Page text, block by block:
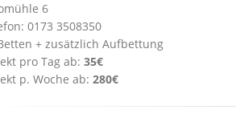
6
0173 3508350
+ zusätzlich Aufbettung
pro Tag ab: 35€
p. Woche ab: 280€